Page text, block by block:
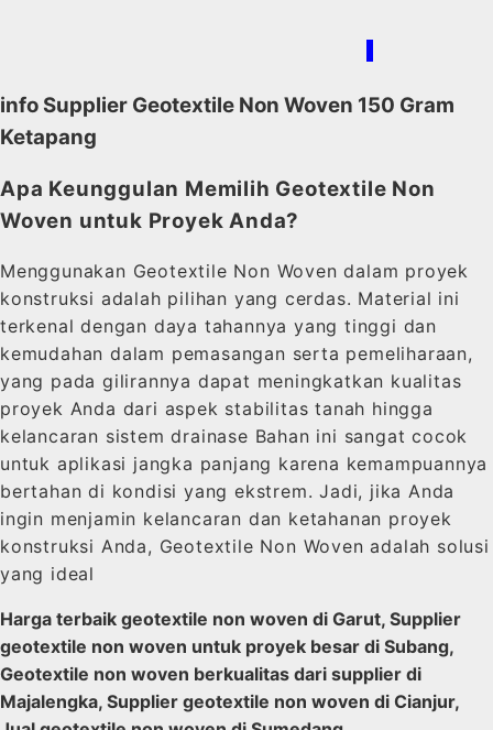
info Supplier Geotextile Non Woven 150 Gram
Ketapang
Apa Keunggulan Memilih Geotextile Non
Woven untuk Proyek Anda?
Menggunakan Geotextile Non Woven dalam proyek
konstruksi adalah pilihan yang cerdas. Material ini
terkenal dengan daya tahannya yang tinggi dan
kemudahan dalam pemasangan serta pemeliharaan,
yang pada gilirannya dapat meningkatkan kualitas
proyek Anda dari aspek stabilitas tanah hingga
kelancaran sistem drainase Bahan ini sangat cocok
untuk aplikasi jangka panjang karena kemampuannya
bertahan di kondisi yang ekstrem. Jadi, jika Anda
ingin menjamin kelancaran dan ketahanan proyek
konstruksi Anda, Geotextile Non Woven adalah solusi
yang ideal
Harga terbaik geotextile non woven di Garut, Supplier
geotextile non woven untuk proyek besar di Subang,
Geotextile non woven berkualitas dari supplier di
Majalengka, Supplier geotextile non woven di Cianjur,